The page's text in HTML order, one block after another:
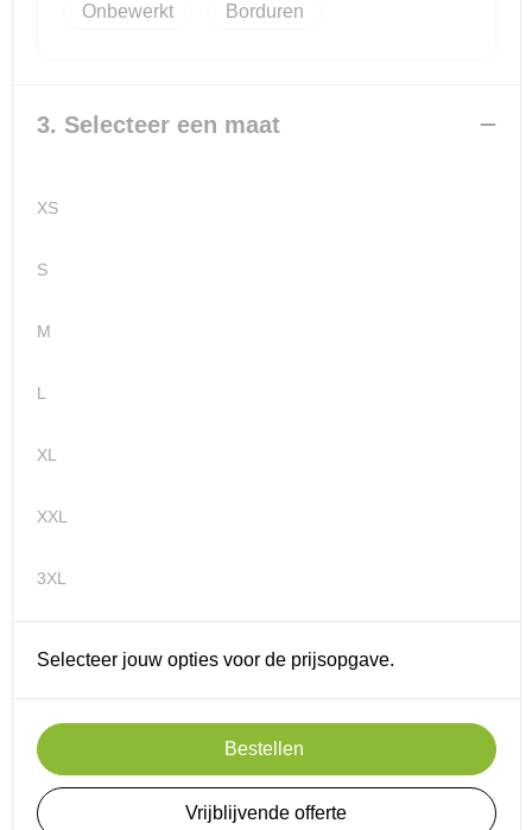
Onbewerkt Borduren
3. Selecteer een maat
XS
S
M
L
XL
XXL
3XL
Selecteer jouw opties voor de prijsopgave.
Bestellen
Vrijblijvende offerte